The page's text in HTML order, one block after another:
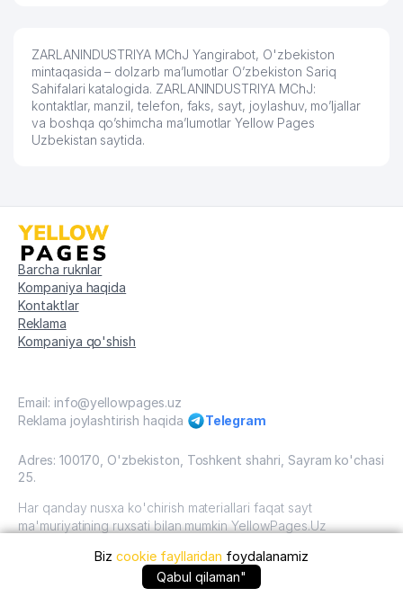
ZARLANINDUSTRIYA MChJ Yangirabot, O'zbekiston
mintaqasida – dolzarb ma’lumotlar O’zbekiston Sariq
Sahifalari katalogida. ZARLANINDUSTRIYA MChJ:
kontaktlar, manzil, telefon, faks, sayt, joylashuv, mo’ljallar
va boshqa qo’shimcha ma’lumotlar Yellow Pages
Uzbekistan saytida.
+99836 ... qo'ng'iroq qilish
Barcha ruknlar
Kompaniya haqida
Kontaktlar
Reklama
Kompaniya qo'shish
Email: info@yellowpages.uz
Reklama joylashtirish haqida
Telegram
Adres: 100170, O'zbekiston, Toshkent shahri, Sayram ko'chasi
25.
Har qanday nusxa ko'chirish materiallari faqat sayt
ma'muriyatining ruxsati bilan mumkin YellowPages.Uz
O'zbekiston, 2009 - 2026 / O'zbekiston "sariq
sahifalar"mualliflik huquqi. Barcha huquqlar himoyalangan.
Bizcookie fayllaridan foydalanamiz
Qabul qilaman"